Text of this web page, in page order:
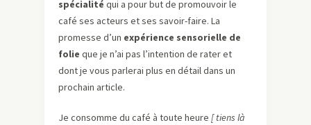
spécialité qui a pour but de promouvoir le
café ses acteurs et ses savoir-faire. La
promesse d’un expérience sensorielle de
folie que je n’ai pas l’intention de rater et
dont je vous parlerai plus en détail dans un
prochain article.
Je consomme du café à toute heure [tiens là